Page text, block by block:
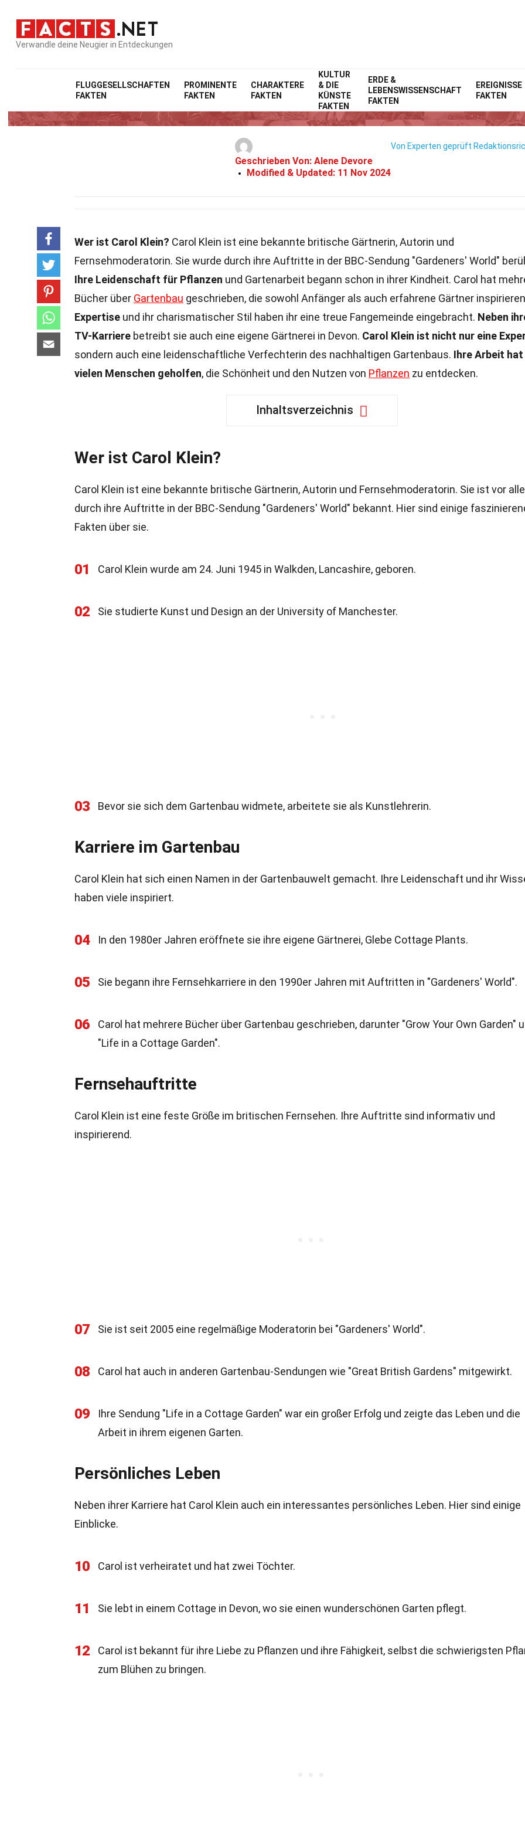
Verwandle deine Neugier in Entdeckungen
FLUGGESELLSCHAFTEN
FAKTEN
PROMINENTE
FAKTEN
CHARAKTERE
FAKTEN
KULTUR
& DIE
KÜNSTE
FAKTEN
ERDE &
LEBENSWISSENSCHAFT
FAKTEN
EREIGNISSE
FAKTEN
Home Prominente
15 Fakten Über Carol Klein
Geschrieben Von: Alene Devore
Modified & Updated: 11 Nov 2024
Von Experten geprüft
Wer ist Carol Klein? Carol Klein ist eine bekannte britische Gärtnerin, Autorin und
Fernsehmoderatorin. Sie wurde durch ihre Auftritte in der BBC-Sendung "Gardeners' World"
Ihre Leidenschaft für Pflanzen und Gartenarbeit begann schon in ihrer Kindheit. Carol hat
Bücher über Gartenbau geschrieben, die sowohl Anfänger als auch erfahrene Gärtner
Expertise und ihr charismatischer Stil haben ihr eine treue Fangemeinde eingebracht. Neben
TV-Karriere betreibt sie auch eine eigene Gärtnerei in Devon. Carol Klein ist nicht nur eine
sondern auch eine leidenschaftliche Verfechterin des nachhaltigen Gartenbaus. Ihre Arbeit hat
vielen Menschen geholfen, die Schönheit und den Nutzen von Pflanzen zu entdecken.
Inhaltsverzeichnis
Wer ist Carol Klein?
Carol Klein ist eine bekannte britische Gärtnerin, Autorin und Fernsehmoderatorin. Sie ist vor
durch ihre Auftritte in der BBC-Sendung "Gardeners' World" bekannt. Hier sind einige
Fakten über sie.
01 Carol Klein wurde am 24. Juni 1945 in Walkden, Lancashire, geboren.
02 Sie studierte Kunst und Design an der University of Manchester.
03 Bevor sie sich dem Gartenbau widmete, arbeitete sie als Kunstlehrerin.
Karriere im Gartenbau
Carol Klein hat sich einen Namen in der Gartenbauwelt gemacht. Ihre Leidenschaft und ihr
haben viele inspiriert.
04 In den 1980er Jahren eröffnete sie ihre eigene Gärtnerei, Glebe Cottage Plants.
05 Sie begann ihre Fernsehkarriere in den 1990er Jahren mit Auftritten in "Gardeners' World".
06
Carol hat mehrere Bücher über Gartenbau geschrieben, darunter "Grow Your Own Garden"
"Life in a Cottage Garden".
Fernsehauftritte
Carol Klein ist eine feste Größe im britischen Fernsehen. Ihre Auftritte sind informativ und
inspirierend.
07 Sie ist seit 2005 eine regelmäßige Moderatorin bei "Gardeners' World".
08 Carol hat auch in anderen Gartenbau-Sendungen wie "Great British Gardens" mitgewirkt.
09
Ihre Sendung "Life in a Cottage Garden" war ein großer Erfolg und zeigte das Leben und die
Arbeit in ihrem eigenen Garten.
Persönliches Leben
Neben ihrer Karriere hat Carol Klein auch ein interessantes persönliches Leben. Hier sind einige
Einblicke.
10 Carol ist verheiratet und hat zwei Töchter.
11 Sie lebt in einem Cottage in Devon, wo sie einen wunderschönen Garten pflegt.
12
Carol ist bekannt für ihre Liebe zu Pflanzen und ihre Fähigkeit, selbst die schwierigsten
zum Blühen zu bringen.